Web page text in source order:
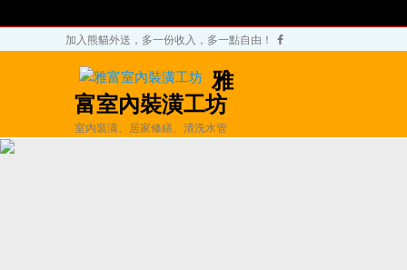
加入熊貓外送，多一份收入，多一點自由！
雅
富室內裝潢工坊
室內裝潢、居家修繕、清洗水管